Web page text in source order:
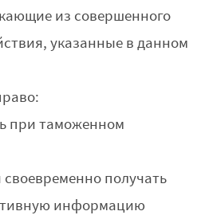
из совершенного
указанные в данном
при таможенном
получать
информацию